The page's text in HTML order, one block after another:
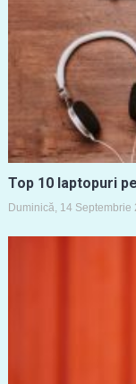
Top 10 laptopuri
Duminică, 14 Septembrie